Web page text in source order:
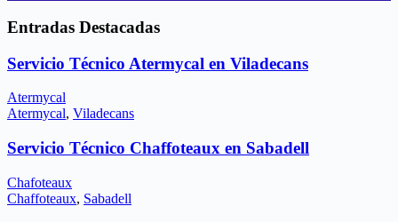
Entradas Destacadas
Servicio Técnico Atermycal en Viladecans
Atermycal
Atermycal, Viladecans
Servicio Técnico Chaffoteaux en Sabadell
Chafoteaux
Chaffoteaux, Sabadell